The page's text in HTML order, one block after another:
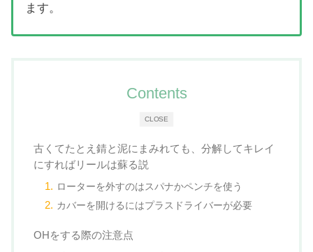
ます。
CLOSE
Contents
古くてたとえ錆と泥にまみれても、分解してキレイ
にすればリールは蘇る説
ローターを外すのはスパナかペンチを使う
カバーを開けるにはプラスドライバーが必要
OHをする際の注意点